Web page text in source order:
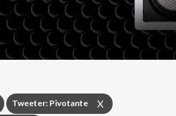
Tweeter: Pivotante X